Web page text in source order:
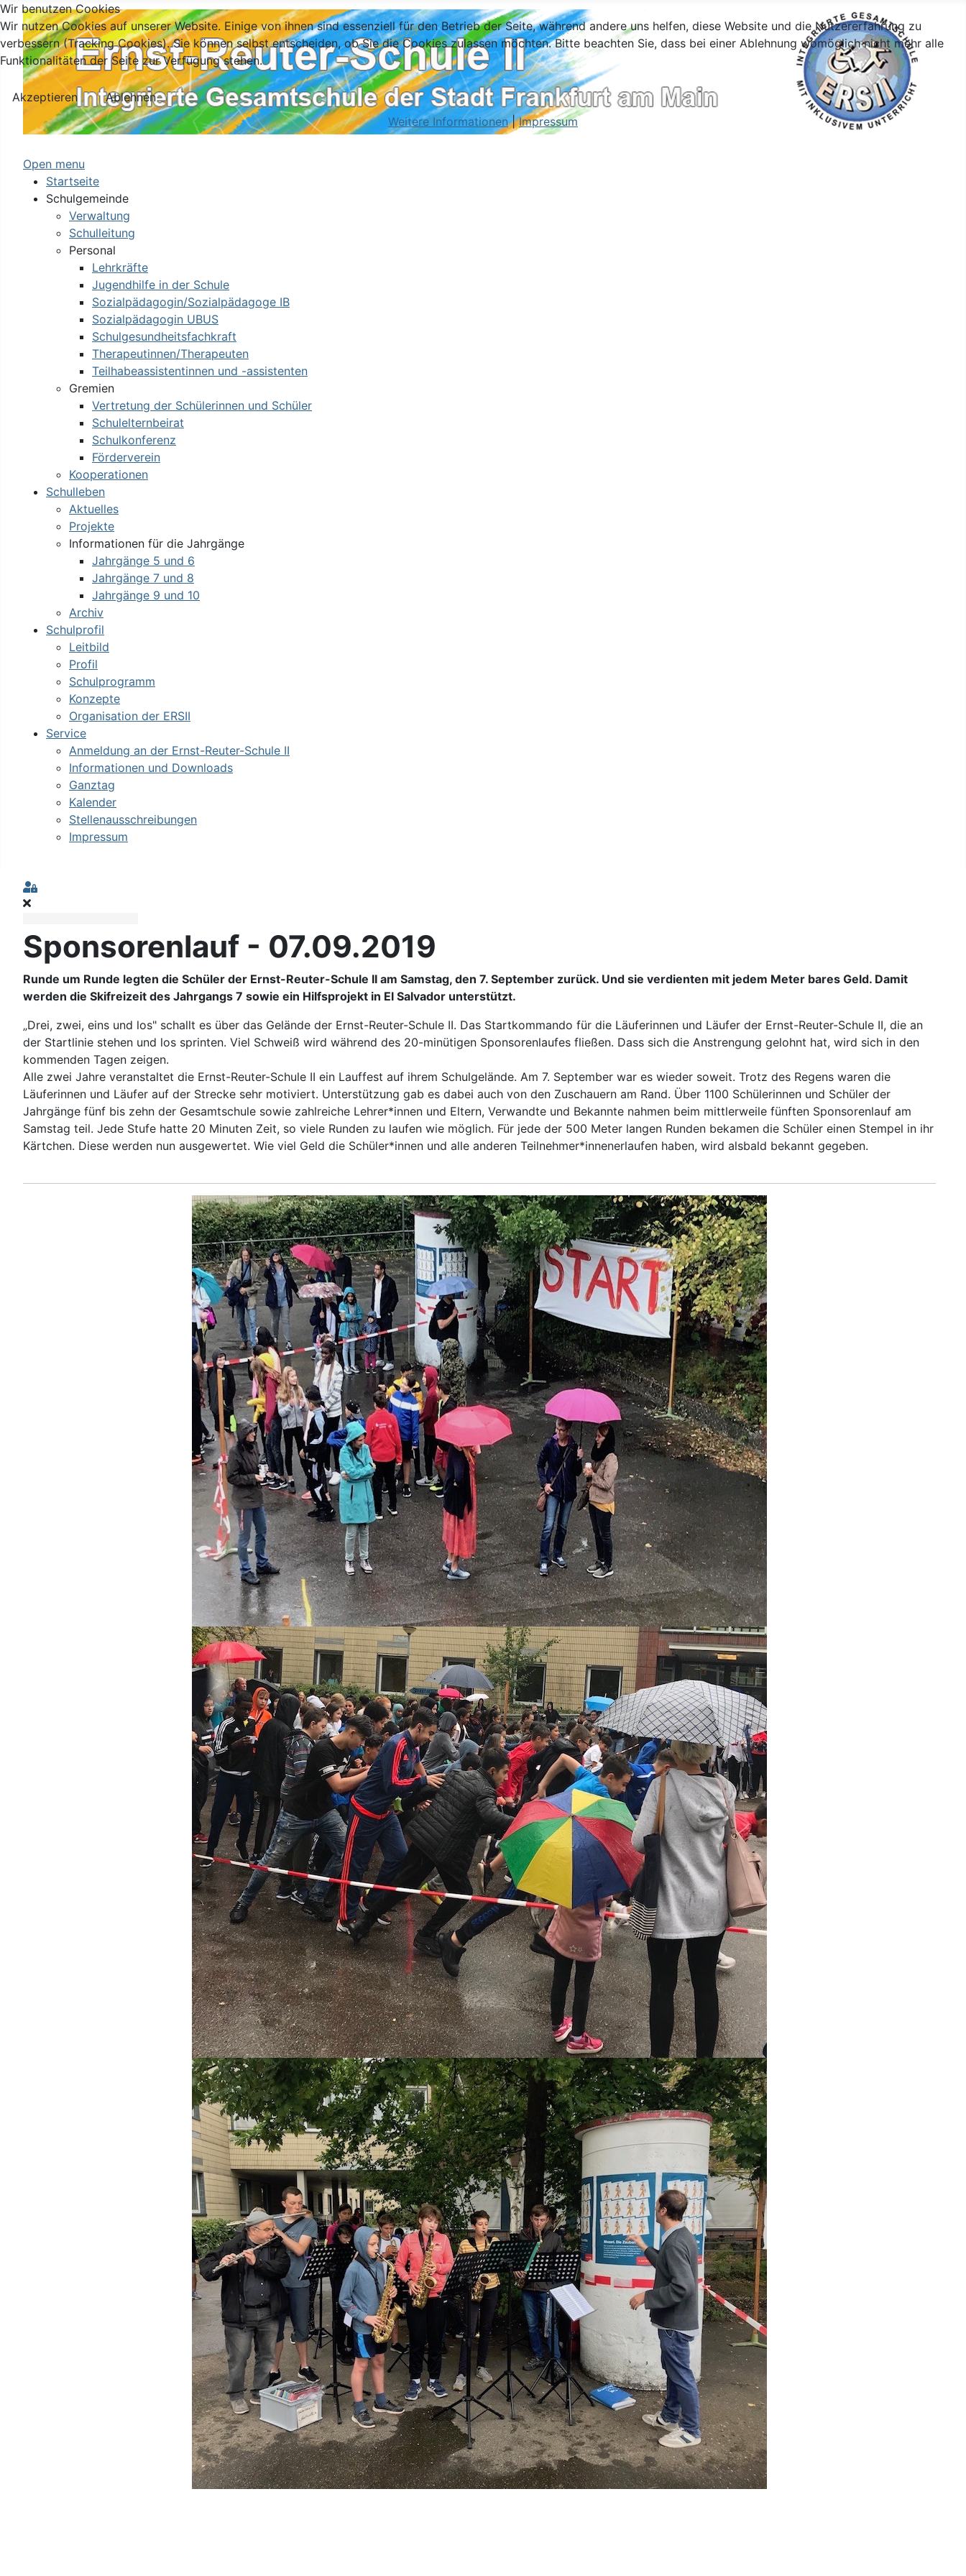
Open menu
Startseite
Schulgemeinde
Verwaltung
Schulleitung
Personal
Lehrkräfte
Jugendhilfe in der Schule
Sozialpädagogin/Sozialpädagoge IB
Sozialpädagogin UBUS
Schulgesundheitsfachkraft
Therapeutinnen/Therapeuten
Teilhabeassistentinnen und -assistenten
Gremien
Vertretung der Schülerinnen und Schüler
Schulelternbeirat
Schulkonferenz
Förderverein
Kooperationen
Schulleben
Aktuelles
Projekte
Informationen für die Jahrgänge
Jahrgänge 5 und 6
Jahrgänge 7 und 8
Jahrgänge 9 und 10
Archiv
Schulprofil
Leitbild
Profil
Schulprogramm
Konzepte
Organisation der ERSII
Service
Anmeldung an der Ernst-Reuter-Schule II
Informationen und Downloads
Ganztag
Kalender
Stellenausschreibungen
Impressum
Sign In
Sponsorenlauf - 07.09.2019
Runde um Runde legten die Schüler der Ernst-Reuter-Schule II am Samstag, den 7. September zurück. Und sie verdienten mit jedem Meter bares Geld. Damit
werden die Skifreizeit des Jahrgangs 7 sowie ein Hilfsprojekt in El Salvador unterstützt.
„Drei, zwei, eins und los" schallt es über das Gelände der Ernst-Reuter-Schule II. Das Startkommando für die Läuferinnen und Läufer der Ernst-Reuter-Schule II, die an
der Startlinie stehen und los sprinten. Viel Schweiß wird während des 20-minütigen Sponsorenlaufes fließen. Dass sich die Anstrengung gelohnt hat, wird sich in den
kommenden Tagen zeigen.
Alle zwei Jahre veranstaltet die Ernst-Reuter-Schule II ein Lauffest auf ihrem Schulgelände. Am 7. September war es wieder soweit. Trotz des Regens waren die
Läuferinnen und Läufer auf der Strecke sehr motiviert. Unterstützung gab es dabei auch von den Zuschauern am Rand. Über 1100 Schülerinnen und Schüler der
Jahrgänge fünf bis zehn der Gesamtschule sowie zahlreiche Lehrer*innen und Eltern, Verwandte und Bekannte nahmen beim mittlerweile fünften Sponsorenlauf am
Samstag teil. Jede Stufe hatte 20 Minuten Zeit, so viele Runden zu laufen wie möglich. Für jede der 500 Meter langen Runden bekamen die Schüler einen Stempel in ihr
Kärtchen. Diese werden nun ausgewertet. Wie viel Geld die Schüler*innen und alle anderen Teilnehmer*innenerlaufen haben, wird alsbald bekannt gegeben.
Wir benutzen Cookies
Wir nutzen Cookies auf unserer Website. Einige von ihnen sind essenziell für den Betrieb der Seite, während andere uns helfen, diese Website und die Nutzererfahrung zu
verbessern (Tracking Cookies). Sie können selbst entscheiden, ob Sie die Cookies zulassen möchten. Bitte beachten Sie, dass bei einer Ablehnung womöglich nicht mehr alle
Funktionalitäten der Seite zur Verfügung stehen.
Akzeptieren
Ablehnen
Weitere Informationen|Impressum